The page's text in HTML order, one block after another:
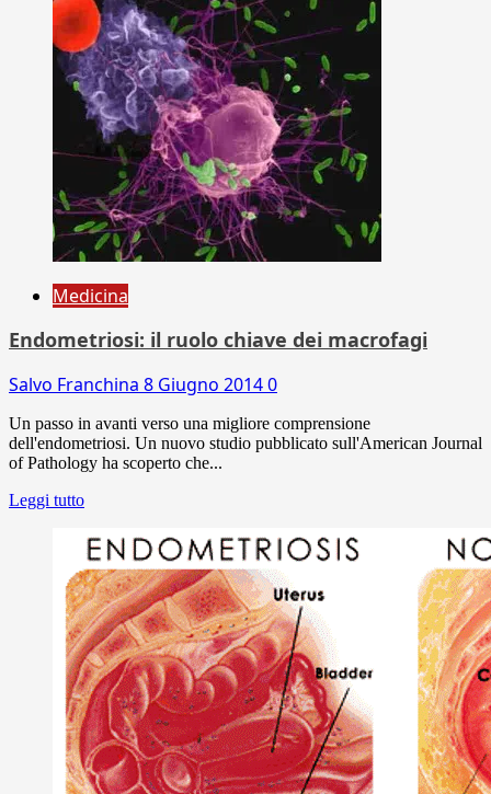
Medicina
Endometriosi: il ruolo chiave dei macrofagi
Salvo Franchina 8 Giugno 20140
Un passo in avanti verso una migliore comprensione
dell'endometriosi. Un nuovo studio pubblicato sull'American Journal
of Pathology ha scoperto che...
Leggi tutto